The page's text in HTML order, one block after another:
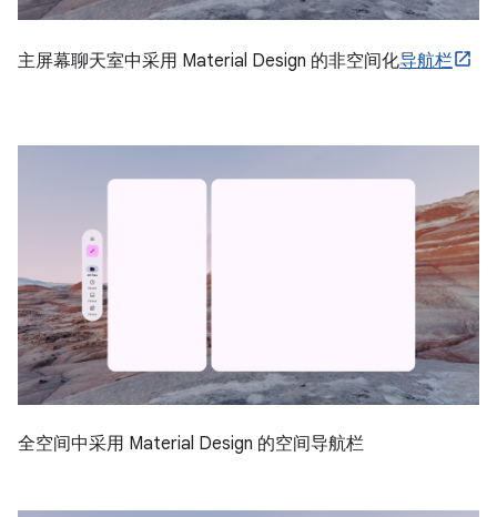
主屏幕聊天室中采用 Material Design 的非空间化导航栏
全空间中采用 Material Design 的空间导航栏